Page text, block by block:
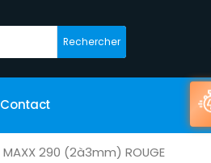
Rechercher
Contact
MAXX 290 (2à3mm) ROUGE